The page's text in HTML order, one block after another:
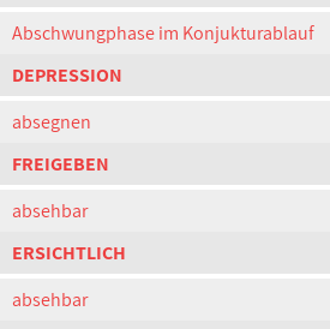
Abschwungphase im Konjukturablauf
DEPRESSION
absegnen
FREIGEBEN
absehbar
ERSICHTLICH
absehbar